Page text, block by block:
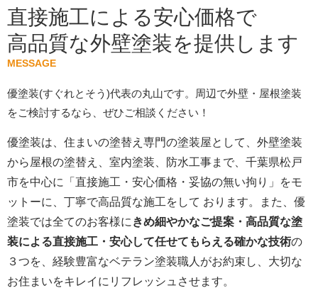
直接施工による安心価格で
高品質な外壁塗装を提供します
MESSAGE
優塗装(すぐれとそう)代表の丸山です。周辺で外壁・屋根塗装
をご検討するなら、ぜひご相談ください！
優塗装は、住まいの塗替え専門の塗装屋として、外壁塗装
から屋根の塗替え、室内塗装、防水工事まで、千葉県松戸
市を中心に「直接施工・安心価格・妥協の無い拘り」をモ
ットーに、丁寧で高品質な施工をして おります。また、優
塗装では全てのお客様に きめ細やかなご提案・高品質な塗
装による直接施工・安心して任せてもらえる確かな技術の
３つを、経験豊富なベテラン塗装職人がお約束し、大切な
お住まいをキレイにリフレッシュさせます。